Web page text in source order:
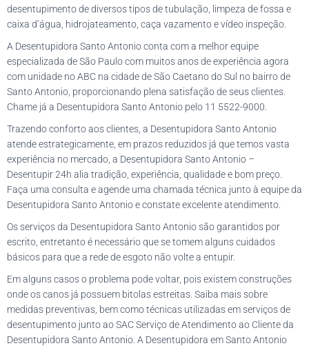
desentupimento de diversos tipos de tubulação, limpeza de fossa e
caixa d’água, hidrojateamento, caça vazamento e vídeo inspeção.
A Desentupidora Santo Antonio conta com a melhor equipe
especializada de São Paulo com muitos anos de experiência agora
com unidade no ABC na cidade de São Caetano do Sul no bairro de
Santo Antonio, proporcionando plena satisfação de seus clientes.
Chame já a Desentupidora Santo Antonio pelo 11 5522-9000.
Trazendo conforto aos clientes, a Desentupidora Santo Antonio
atende estrategicamente, em prazos reduzidos já que temos vasta
experiência no mercado, a Desentupidora Santo Antonio –
Desentupir 24h alia tradição, experiência, qualidade e bom preço.
Faça uma consulta e agende uma chamada técnica junto à equipe da
Desentupidora Santo Antonio e constate excelente atendimento.
Os serviços da Desentupidora Santo Antonio são garantidos por
escrito, entretanto é necessário que se tomem alguns cuidados
básicos para que a rede de esgoto não volte a entupir.
Em alguns casos o problema pode voltar, pois existem construções
onde os canos já possuem bitolas estreitas. Saiba mais sobre
medidas preventivas, bem como técnicas utilizadas em serviços de
desentupimento junto ao SAC Serviço de Atendimento ao Cliente da
Desentupidora Santo Antonio. A Desentupidora em Santo Antonio